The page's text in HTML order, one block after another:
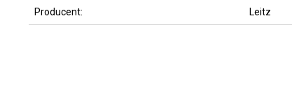
Producent: Leitz